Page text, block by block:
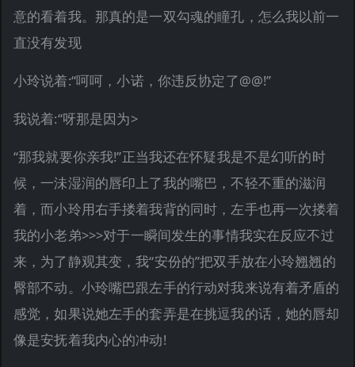
意的看着我。那真的是一双勾魂的瞳孔，怎么我以前一
直没有发现
小玲说着:“呵呵，小诺，你违反协定了@@!”
我说着:“呀那是因为>
“那我就要你亲我!”正当我还在怀疑我是不是幻听的时
候，一沬湿润的唇印上了我的嘴巴，不轻不重的滋润
着，而小玲用右手搂着我背的同时，左手也再一次搂着
我的小老弟>>>对于一瞬间发生的事情我实在反应不过
来，为了静观其变，我“安份的”把双手放在小玲翘翘的
臀部不动。小玲嘴巴跟左手的行动对我来说有着矛盾的
感觉，如果说她左手的套弄是在挑逗我的话，她的唇却
像是安抚着我内心的冲动!